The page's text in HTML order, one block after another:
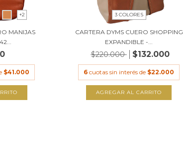
+2
MANIJAS
$41.000
3 COLORES
CARTERA DYMS CUERO SHOPPING
EXPANDIBLE -...
$220.000 $132.000
6 cuotas sin interés de $22.000
AGREGAR AL CARRITO